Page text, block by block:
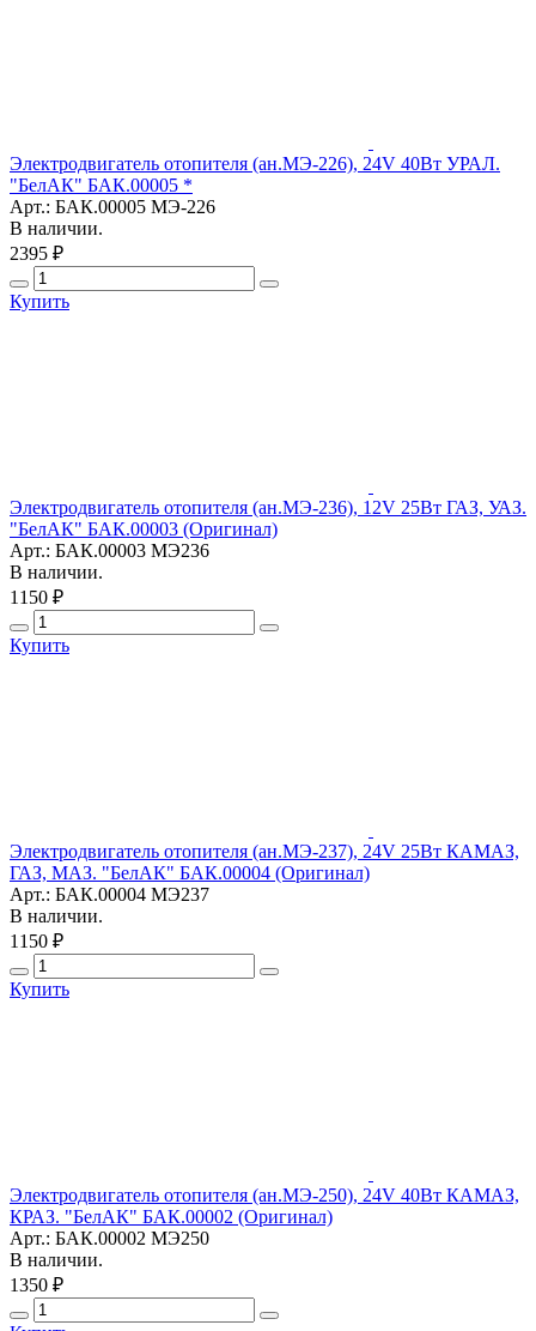
Электродвигатель отопителя (ан.МЭ-226), 24V 40Вт УРАЛ.
"БелАК" БАК.00005 *
Арт.: БАК.00005 МЭ-226
В наличии.
2395 ₽
Купить
Электродвигатель отопителя (ан.МЭ-236), 12V 25Вт ГАЗ, УАЗ.
"БелАК" БАК.00003 (Оригинал)
Арт.: БАК.00003 МЭ236
В наличии.
1150 ₽
Купить
Электродвигатель отопителя (ан.МЭ-237), 24V 25Вт КАМАЗ,
ГАЗ, МАЗ. "БелАК" БАК.00004 (Оригинал)
Арт.: БАК.00004 МЭ237
В наличии.
1150 ₽
Купить
Электродвигатель отопителя (ан.МЭ-250), 24V 40Вт КАМАЗ,
КРАЗ. "БелАК" БАК.00002 (Оригинал)
Арт.: БАК.00002 МЭ250
В наличии.
1350 ₽